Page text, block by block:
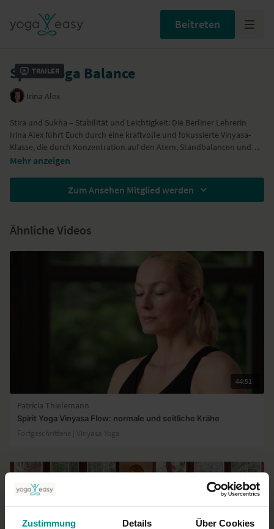
Zustimmung Details Über Cookies
Beitreten
Trailer
Spirit Yoga Balance
Irina Alex
Stira und Sukha – Stabilität und Leichtigkeit: Die Berliner Lehrerin
Irina Alex führt Euch durch eine kraftvolle und fokussierte Vinyasa-
Klasse, die durch Konzentration auf den Atem, Standbalancen und
Arbeit mit dem Körperzentrum ausgleichend und stabilisierend wirkt
Mehr anzeigen
Zum Ansehen Mitglied werden
Ähnliche Videos
44:51
Patricia Thielemann
Spirit Yoga Vinyasa Flow: normale und seitliche Krähe
Fortgeschrittene | Vinyasa Yoga